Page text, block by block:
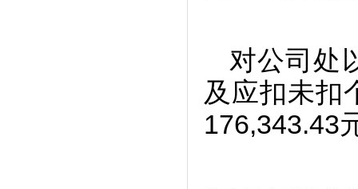
对公司处
及应扣未扣
176,343.43